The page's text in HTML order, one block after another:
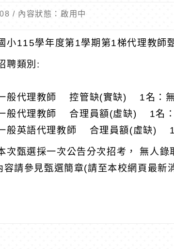
/ 內容狀態：啟用中
小115學年度第1學期第1梯代理教師
聘類別:
般代理教師 控管缺(實缺) 1名：無
般代理教師 合理員額(虛缺) 1名：
般英語代理教師 合理員額(虛缺) 1
次甄選採一次公告分次招考， 無人錄
容請參見甄選簡章(請至本校網頁最新